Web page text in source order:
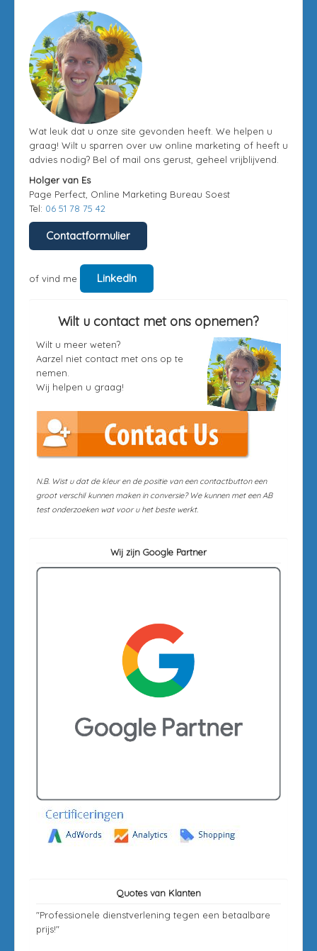
Wat leuk dat u onze site gevonden heeft. We helpen u
graag! Wilt u sparren over uw online marketing of heeft u
advies nodig? Bel of mail ons gerust, geheel vrijblijvend.
Holger van Es
Page Perfect, Online Marketing Bureau Soest
Tel: 06 51 78 75 42
Contactformulier
of vind me LinkedIn
Wilt u contact met ons opnemen?
Wilt u meer weten?
Aarzel niet contact met ons op te
nemen.
Wij helpen u graag!
N.B. Wist u dat de kleur en de positie van een contactbutton een
groot verschil kunnen maken in conversie? We kunnen met een AB
test onderzoeken wat voor u het beste werkt.
Wij zijn Google Partner
Quotes van Klanten
"Professionele dienstverlening tegen een betaalbare
prijs!"